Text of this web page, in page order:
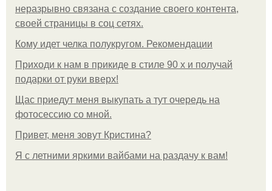
неразрывно связана с создание своего контента,
своей страницы в соц сетях.
Кому идет челка полукругом. Рекомендации
Приходи к нам в прикиде в стиле 90 х и получай
подарки от руки вверх!
Щас приедут меня выкупать а тут очередь на
фотосессию со мной.
Привет, меня зовут Кристина?
Я с летними яркими вайбами на раздачу к вам!